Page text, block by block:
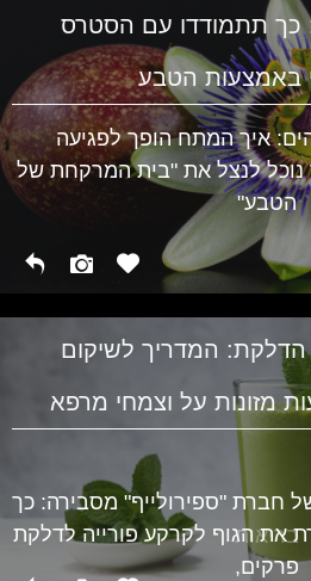
תתמודדו עם הסטרס
הטבע
איך המתח הופך לפגיעה
נוכל לנצל את "בית המרקחת של
הטבע"
המדריך לשיקום
מזונות על וצמחי מרפא
בריאות
חברת "ספירולייף" מסבירה: כך
את הגוף לקרקע פורייה לדלקת
פרקים,